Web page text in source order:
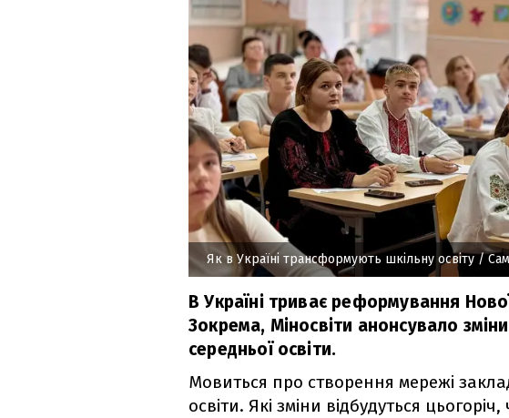
Як в Україні трансформують шкільну освіту/
В Україні триває реформування
Зокрема, Міносвіти анонсувало
середньої освіти.
Мовиться про створення мережі
освіти. Які зміни відбудуться